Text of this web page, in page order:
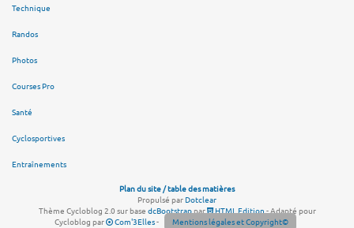
Technique
Randos
Photos
Courses Pro
Santé
Cyclosportives
Entraînements
Plan du site / table des matières
Propulsé parDotclear
Thème Cycloblog 2.0 sur base dcBootstrappar HTML Edition- Adapté pour
Cycloblog par
Com'3Elles- Mentions légales et Copyright©